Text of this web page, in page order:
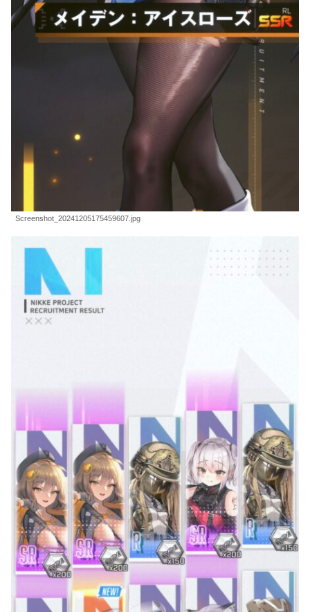
Screenshot_20241205175459607.jpg